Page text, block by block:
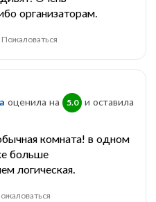
организаторам.
Пожаловаться
оценила на 5.0
и оставила
комната! в одном
больше
логическая.